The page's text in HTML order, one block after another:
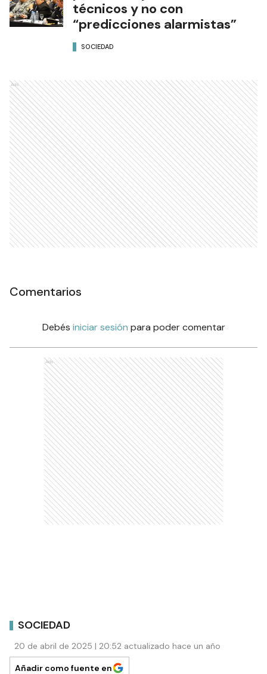
técnicos y no con
“predicciones alarmistas”
SOCIEDAD
Ads
Comentarios
Debés iniciar sesión para poder comentar
Ads
SOCIEDAD
20 de abril de 2025 | 20:52 actualizado hace un año
Añadir como fuente en